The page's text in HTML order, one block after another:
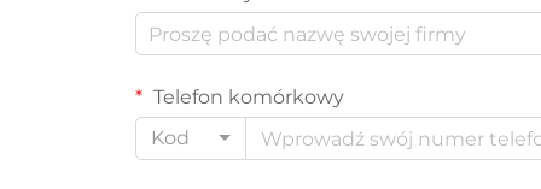
Telefon komórkowy
Kod